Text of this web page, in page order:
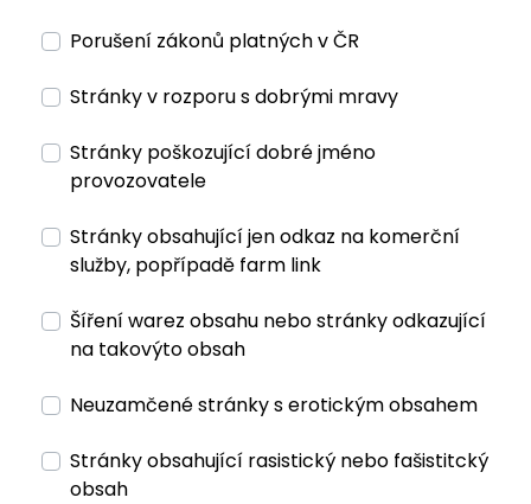
Porušení zákonů platných v ČR
Stránky v rozporu s dobrými mravy
Stránky poškozující dobré jméno
provozovatele
Stránky obsahující jen odkaz na komerční
služby, popřípadě farm link
Šíření warez obsahu nebo stránky odkazující
na takovýto obsah
Neuzamčené stránky s erotickým obsahem
Stránky obsahující rasistický nebo fašistitcký
obsah